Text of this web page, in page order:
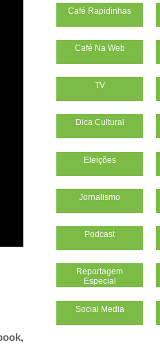
,
Café Rapidinhas
Café Na Web
TV
Dica Cultural
Eleições
Jornalismo
Podcast
Reportagem
Especial
Social Media